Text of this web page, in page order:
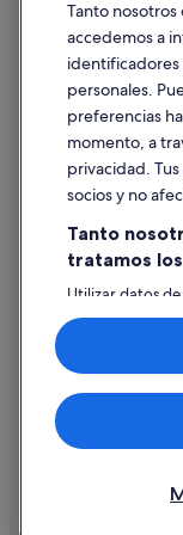
Pautas sobre el
Ayuda
Cancelar un vuelo
Cancelar una
Utilizar un cupón de
Documentos para
© 2026 Expedia,
derechos
comerciales o
Tanto
accedemos a
identificadores
personales.
preferencias
momento, a
privacidad.
socios y no
Tanto
tratamos
Utilizar datos
activamente
identificación.
y/o acceder a
medición de
audiencia y
Lista de